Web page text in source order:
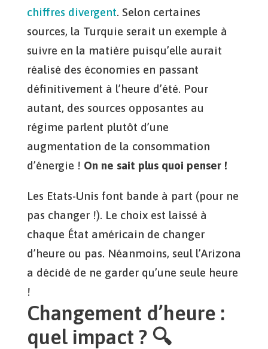
chiffres divergent. Selon certaines
sources, la Turquie serait un exemple à
suivre en la matière puisqu’elle aurait
réalisé des économies en passant
définitivement à l’heure d’été. Pour
autant, des sources opposantes au
régime parlent plutôt d’une
augmentation de la consommation
d’énergie ! On ne sait plus quoi penser !
Les Etats-Unis font bande à part (pour ne
pas changer !). Le choix est laissé à
chaque État américain de changer
d’heure ou pas. Néanmoins, seul l’Arizona
a décidé de ne garder qu’une seule heure
!
Changement d’heure :
quel impact ? 🔍